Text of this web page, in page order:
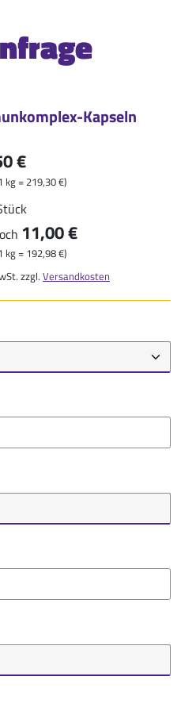
Kapseln
€
kg = 219,30 €)
11,00 €
kg = 192,98 €)
zzgl.Versandkosten